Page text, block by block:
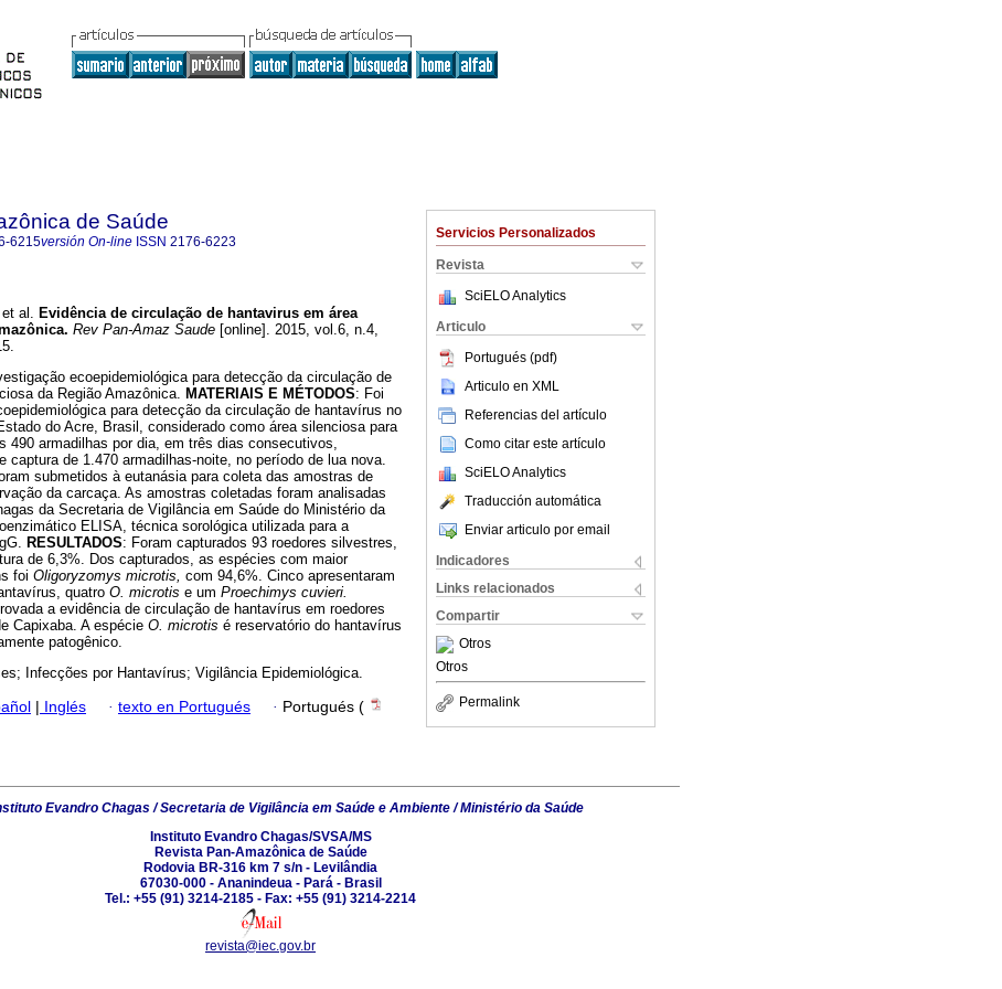
Servicios Personalizados
Revista
SciELO Analytics
Articulo
Portugués (pdf)
Articulo en XML
Referencias del artículo
Como citar este artículo
SciELO Analytics
Traducción automática
Enviar articulo por email
Indicadores
Links relacionados
Compartir
Otros
Otros
Permalink
de Saúde
6215versión On-line ISSN 2176-6223
et al. Evidência de circulação de hantavirus em área
. Rev Pan-Amaz Saude [online]. 2015, vol.6, n.4,
ecoepidemiológica para detecção da circulação de
da Região Amazônica. MATERIAIS E MÉTODOS: Foi
para detecção da circulação de hantavírus no
do Acre, Brasil, considerado como área silenciosa para
490 armadilhas por dia, em três dias consecutivos,
captura de 1.470 armadilhas-noite, no período de lua nova.
submetidos à eutanásia para coleta das amostras de
da carcaça. As amostras coletadas foram analisadas
da Secretaria de Vigilância em Saúde do Ministério da
ELISA, técnica sorológica utilizada para a
RESULTADOS: Foram capturados 93 roedores silvestres,
de 6,3%. Dos capturados, as espécies com maior
foi Oligoryzomys microtis, com 94,6%. Cinco apresentaram
quatro O. microtis e um Proechimys cuvieri.
a evidência de circulação de hantavírus em roedores
Capixaba. A espécie O. microtis é reservatório do hantavírus
patogênico.
Infecções por Hantavírus; Vigilância Epidemiológica.
| Inglés · texto en Portugués · Portugués (
Evandro Chagas / Secretaria de Vigilância em Saúde e Ambiente / Ministério da Saúde
Instituto Evandro Chagas/SVSA/MS
Revista Pan-Amazônica de Saúde
Rodovia BR-316 km 7 s/n - Levilândia
67030-000 - Ananindeua - Pará - Brasil
Tel.: +55 (91) 3214-2185 - Fax: +55 (91) 3214-2214
revista@iec.gov.br